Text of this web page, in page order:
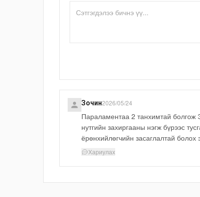
Зочин2026/05/24
Параламентаа 2 танхимтай болгож
нутгийн захиргааны нэгж бүрээс
ёрөнхийлөгчийн засаглалтай болох
Хариулах